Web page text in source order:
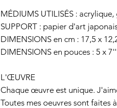
MÉDIUMS UTILISÉS :
SUPPORT : papier d'art
DIMENSIONS en cm : 17,5 x
DIMENSIONS en pouces : 5 x 7''
L'ŒUVRE
Chaque œuvre est unique.
Toutes mes oeuvres sont faites